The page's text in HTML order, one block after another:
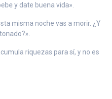
y date buena vida».
misma noche vas a morir. ¿Y
riquezas para sí, y no es